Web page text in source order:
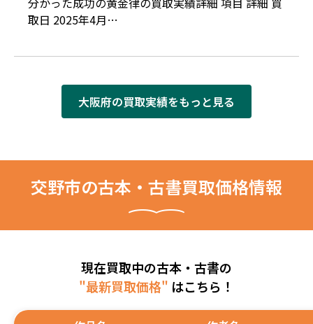
取日 2025年4月…
大阪府の買取実績をもっと見る
交野市の古本・古書買取価格情報
現在買取中の古本・古書の
"最新買取価格" はこちら！